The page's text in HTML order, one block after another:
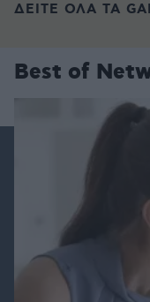
ΔΕΙΤΕ ΟΛΑ ΤΑ
Best of